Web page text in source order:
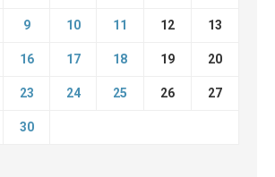
9 10 11 12 13
16 17 18 19 20
23 24 25 26 27
30